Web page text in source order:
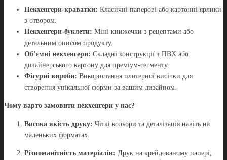
Некхенгери-краватки: Класичні паперові або картонні ярлики
з отвором.
Некхенгери-буклети: Міні-книжечки з рецептами або
детальним описом продукту.
Об’ємні некхенгери: Складні конструкції з ПВХ або
дизайнерського картону для преміум-сегменту.
Фігурні вироби: Використання плотерної висічки для
створення унікальної форми за вашим дизайном.
Чому варто замовити некхенгери у нас?
Висока якість друку: Чіткі кольори та деталізація навіть на
маленьких форматах.
Різноманітність матеріалів: Друк на крейдованому папері,